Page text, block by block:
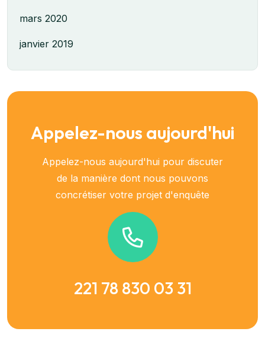
mars 2020
janvier 2019
Appelez-nous aujourd'hui
Appelez-nous aujourd'hui pour discuter
de la manière dont nous pouvons
concrétiser votre projet d'enquête
221 78 830 03 31